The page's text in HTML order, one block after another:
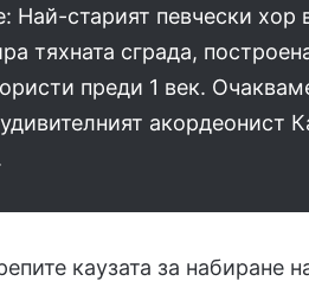
Най-старият певчески хор
тяхната сграда,
преди 1 век.
акордеонист
каузата за набиране